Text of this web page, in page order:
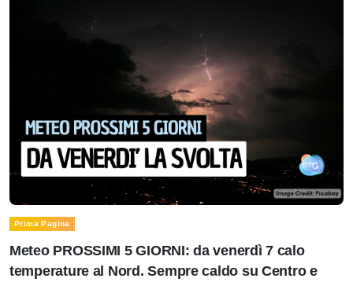
Prima Pagina
Meteo PROSSIMI 5 GIORNI: da venerdì 7 calo
temperature al Nord. Sempre caldo su Centro e